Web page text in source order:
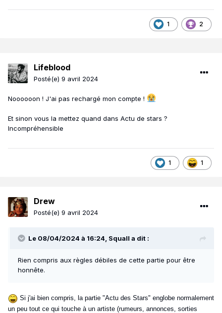
1 2
Lifeblood
Posté(e) 9 avril 2024
Noooooon ! J'ai pas rechargé mon compte !
Et sinon vous la mettez quand dans Actu de stars ?
Incompréhensible
1 1
Drew
Posté(e) 9 avril 2024
Le 08/04/2024 à 16:24, Squall a dit :
Rien compris aux règles débiles de cette partie pour être
honnête.
Si j'ai bien compris, la partie "Actu des Stars" englobe normalement
un peu tout ce qui touche à un artiste (rumeurs, annonces, sorties